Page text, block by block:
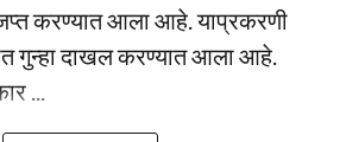
करण्यात आला आहे. याप्रकरणी
गुन्हा दाखल करण्यात आला आहे.
...